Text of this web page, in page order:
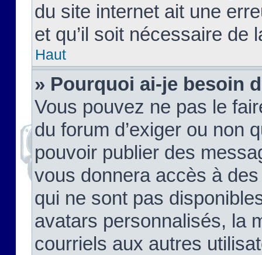
du site internet ait une
et qu’il soit nécessaire de
Haut
» Pourquoi ai-je besoin
Vous pouvez ne pas le
du forum d’exiger ou non
pouvoir publier des
vous donnera accès à
qui ne sont pas
avatars personnalisés, la
courriels aux autres